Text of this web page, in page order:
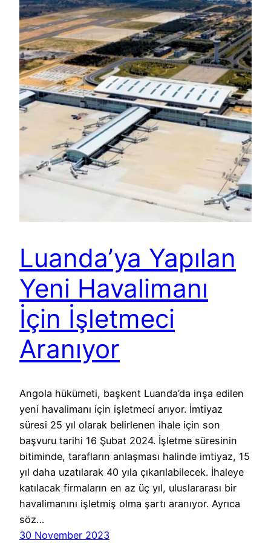
Luanda’ya Yapılan
Yeni Havalimanı
İçin İşletmeci
Aranıyor
Angola hükümeti, başkent Luanda’da inşa edilen
yeni havalimanı için işletmeci arıyor. İmtiyaz
süresi 25 yıl olarak belirlenen ihale için son
başvuru tarihi 16 Şubat 2024. İşletme süresinin
bitiminde, tarafların anlaşması halinde imtiyaz, 15
yıl daha uzatılarak 40 yıla çıkarılabilecek. İhaleye
katılacak firmaların en az üç yıl, uluslararası bir
havalimanını işletmiş olma şartı aranıyor. Ayrıca
söz…
30 November 2023